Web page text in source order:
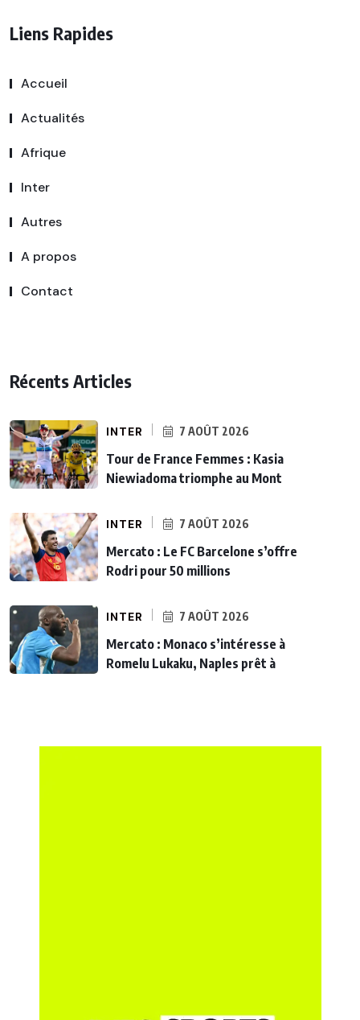
Liens Rapides
Accueil
Actualités
Afrique
Inter
Autres
A propos
Contact
Récents Articles
INTER 7 AOÛT 2026
Tour de France Femmes : Kasia
Niewiadoma triomphe au Mont
INTER 7 AOÛT 2026
Mercato : Le FC Barcelone s’offre
Rodri pour 50 millions
INTER 7 AOÛT 2026
Mercato : Monaco s’intéresse à
Romelu Lukaku, Naples prêt à